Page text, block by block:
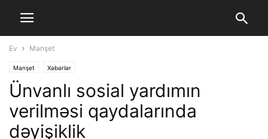
Ev Manşet
Manşet Xəbərlər
Ünvanlı sosial yardımın
verilməsi qaydalarında
dəyişiklik